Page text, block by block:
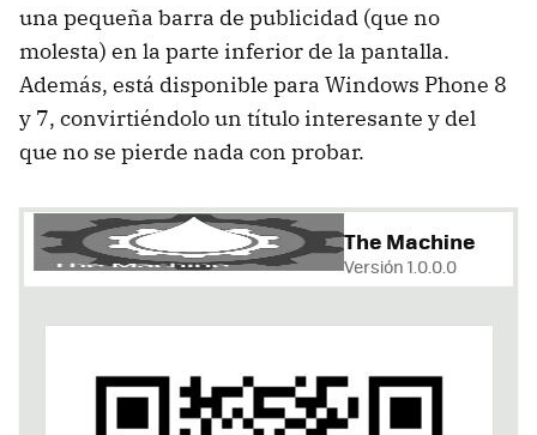
una pequeña barra de publicidad (que no
molesta) en la parte inferior de la pantalla.
Además, está disponible para Windows Phone 8
y 7, convirtiéndolo un título interesante y del
que no se pierde nada con probar.
The Machine
Versión 1.0.0.0